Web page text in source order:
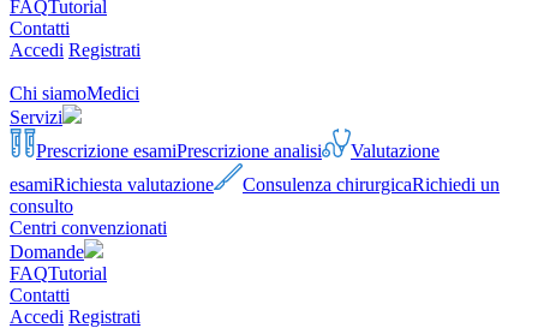
FAQTutorial
Contatti
Accedi Registrati
Chi siamoMedici
Servizi
Prescrizione esamiPrescrizione analisi
Valutazione
esamiRichiesta valutazione Consulenza chirurgicaRichiedi un
consulto
Centri convenzionati
Domande
FAQTutorial
Contatti
Accedi Registrati